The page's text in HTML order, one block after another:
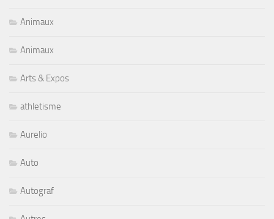
Animaux
Animaux
Arts & Expos
athletisme
Aurelio
Auto
Autograf